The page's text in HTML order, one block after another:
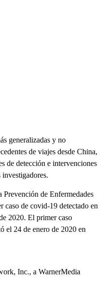
generalizadas y no
de viajes desde China,
de detección e intervenciones
investigadores.
de Enfermedades
de covid-19 detectado en
2020. El primer caso
el 24 de enero de 2020 en
Inc., a WarnerMedia